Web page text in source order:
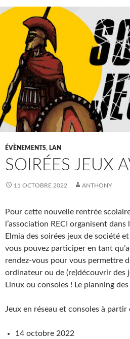
ÉVÈNEMENTS, LAN
SOIRÉES JEUX
11 OCTOBRE 2022 ANTHONY
Pour cette nouvelle rentrée
l’association RECI organisent
Elmia des soirées jeux de société
vous pouvez participer en tant
rendez-vous pour vous permettre
ordinateur ou de (re)découvrir des
Linux ou consoles ! Le planning
Jeux en réseau et consoles à partir
14 octobre 2022